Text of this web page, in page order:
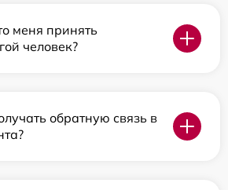
меня принять
человек?
обратную связь в